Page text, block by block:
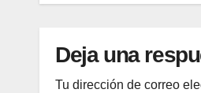
Deja una
Tu dirección de correo